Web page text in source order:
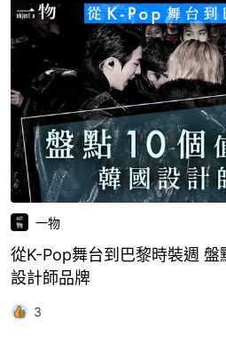
一物
從K-Pop舞台到巴黎時裝週 盤
設計師品牌
3